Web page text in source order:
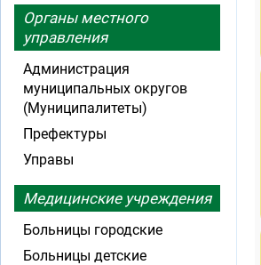
Органы местного
управления
Администрация
муниципальных округов
(Муниципалитеты)
Префектуры
Управы
Медицинские учреждения
Больницы городские
Больницы детские